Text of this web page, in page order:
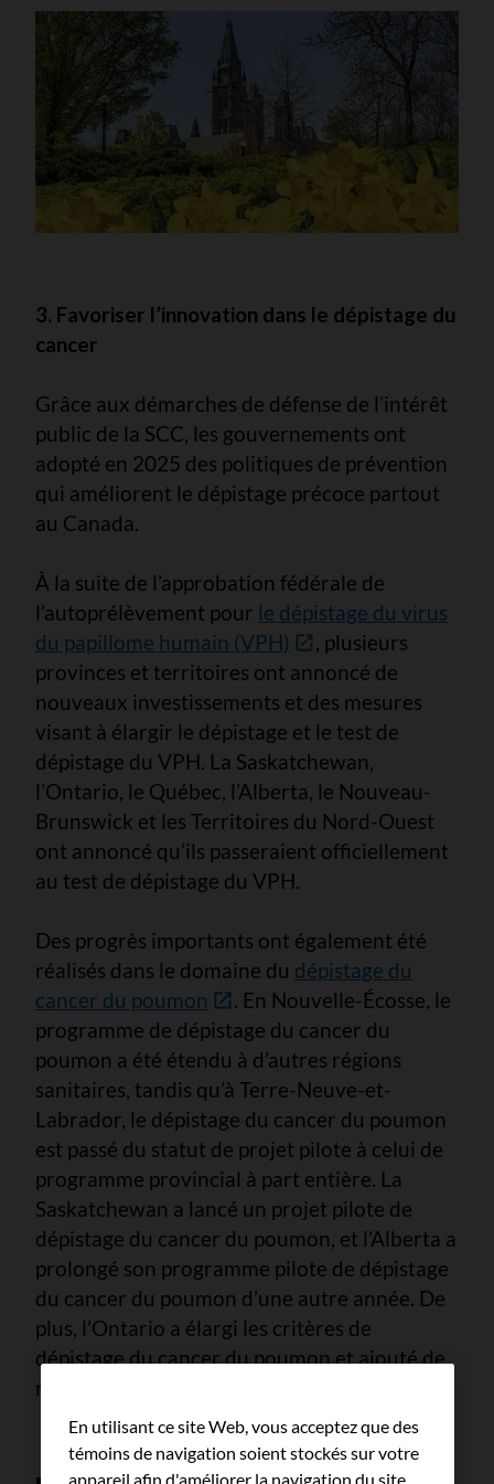
3. Favoriser l’innovation dans le dépistage du
cancer
Grâce aux démarches de défense de l’intérêt
public de la SCC, les gouvernements ont
adopté en 2025 des politiques de prévention
qui améliorent le dépistage précoce partout
au Canada.
À la suite de l’approbation fédérale de
l’autoprélèvement pour le dépistage du virus
du papillome humain (VPH)
, plusieurs
provinces et territoires ont annoncé de
nouveaux investissements et des mesures
visant à élargir le dépistage et le test de
dépistage du VPH. La Saskatchewan,
l’Ontario, le Québec, l’Alberta, le Nouveau-
Brunswick et les Territoires du Nord-Ouest
ont annoncé qu’ils passeraient officiellement
au test de dépistage du VPH.
Des progrès importants ont également été
réalisés dans le domaine du dépistage du
cancer du poumon
. En Nouvelle-Écosse, le
programme de dépistage du cancer du
poumon a été étendu à d’autres régions
sanitaires, tandis qu’à Terre-Neuve-et-
Labrador, le dépistage du cancer du poumon
est passé du statut de projet pilote à celui de
programme provincial à part entière. La
Saskatchewan a lancé un projet pilote de
dépistage du cancer du poumon, et l’Alberta a
prolongé son programme pilote de dépistage
du cancer du poumon d’une autre année. De
plus, l’Ontario a élargi les critères de
dépistage du cancer du poumon et ajouté de
nouveaux sites à son programme.
En utilisant ce site Web, vous acceptez que des
témoins de navigation soient stockés sur votre
appareil afin d'améliorer la navigation du site,